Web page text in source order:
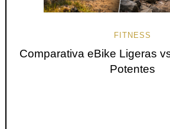
FITNESS
Comparativa eBike Ligeras
Potentes